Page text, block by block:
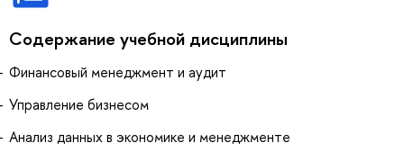
Содержание учебной дисциплины
Финансовый менеджмент и аудит
Управление бизнесом
Анализ данных в экономике и менеджменте